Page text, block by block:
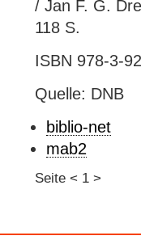
/ Jan F. G.
118 S.
ISBN 978-3-
Quelle: DNB
biblio-net
mab2
Seite < 1 >